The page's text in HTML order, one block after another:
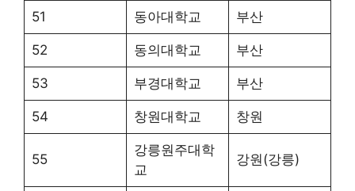
51 동아대학교 부산
52 동의대학교 부산
53 부경대학교 부산
54 창원대학교 창원
55
강릉원주대학
교
강원(강릉)